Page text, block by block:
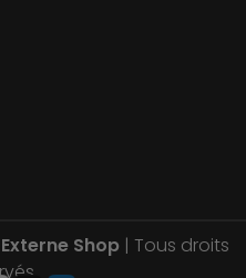
Shop| Tous droits